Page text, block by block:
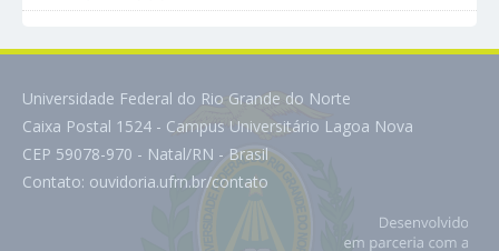
Universidade Federal do Rio Grande do Norte
Caixa Postal 1524 - Campus Universitário Lagoa Nova
CEP 59078-970 - Natal/RN - Brasil
Contato: ouvidoria.ufrn.br/contato